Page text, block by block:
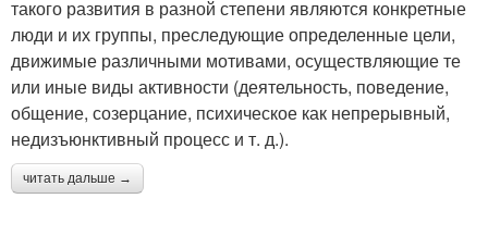
такого развития в разной степени являются конкретные
люди и их группы, преследующие определенные цели,
движимые различными мотивами, осуществляющие те
или иные виды активности (деятельность, поведение,
общение, созерцание, психическое как непрерывный,
недизъюнктивный процесс и т. д.).
читать дальше →